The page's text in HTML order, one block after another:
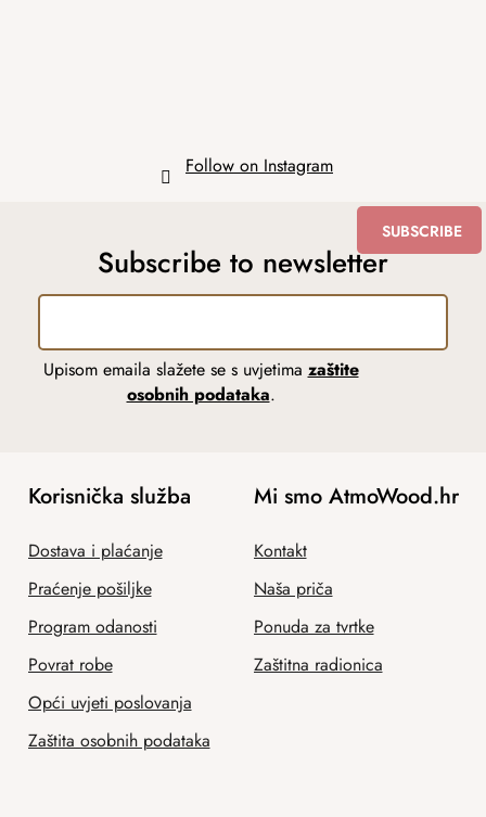
Follow on Instagram
Subscribe to newsletter
Upisom emaila slažete se s uvjetima zaštite
osobnih podataka.
SUBSCRIBE
Korisnička služba
Dostava i plaćanje
Praćenje pošiljke
Program odanosti
Povrat robe
Opći uvjeti poslovanja
Zaštita osobnih podataka
Mi smo AtmoWood.hr
Kontakt
Naša priča
Ponuda za tvrtke
Zaštitna radionica